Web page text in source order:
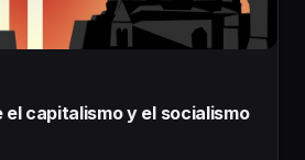
capitalismo y el socialismo